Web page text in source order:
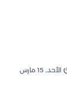
الأحد, 15 مارس